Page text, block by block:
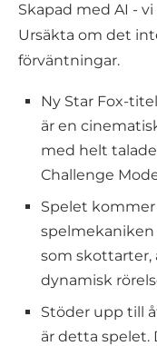
Skapad med AI -
Ursäkta om det
förväntningar.
Ny Star Fox-
är en
med helt
Challenge
Spelet
som skottarter,
dynamisk
Stöder upp till
är detta spelet.